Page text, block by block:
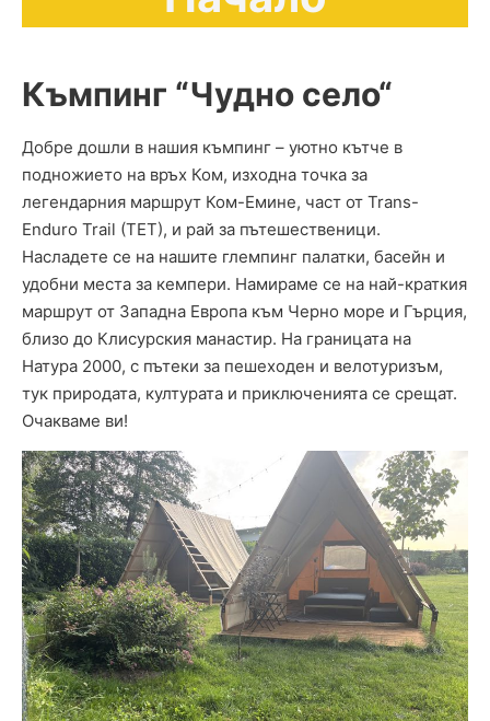
Къмпинг “Чудно село“
Добре дошли в нашия къмпинг – уютно кътче в
подножието на връх Ком, изходна точка за
легендарния маршрут Ком-Емине, част от Trans-
Enduro Trail (TET), и рай за пътешественици.
Насладете се на нашите глемпинг палатки, басейн и
удобни места за кемпери. Намираме се на най-краткия
маршрут от Западна Европа към Черно море и Гърция,
близо до Клисурския манастир. На границата на
Натура 2000, с пътеки за пешеходен и велотуризъм,
тук природата, културата и приключенията се срещат.
Очакваме ви!